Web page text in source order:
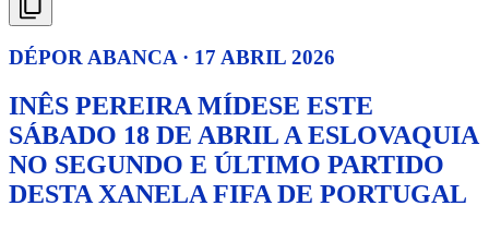
DÉPOR ABANCA · 17 ABRIL 2026
INÊS PEREIRA MÍDESE ESTE
SÁBADO 18 DE ABRIL A ESLOVAQUIA
NO SEGUNDO E ÚLTIMO PARTIDO
DESTA XANELA FIFA DE PORTUGAL